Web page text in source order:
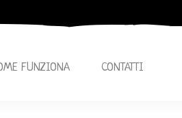
FUNZIONA CONTATTI